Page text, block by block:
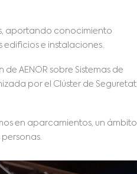
aportando conocimiento
edificios e instalaciones.
AENOR sobre Sistemas de
por el Clúster de Seguretat
en aparcamientos, un ámbito